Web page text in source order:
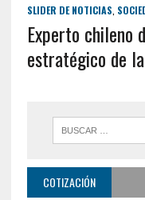
SLIDER DE NOTICIAS
Experto chileno
estratégico de
COTIZACIÓN